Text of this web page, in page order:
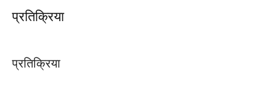
प्रतिक्रिया
प्रतिक्रिया